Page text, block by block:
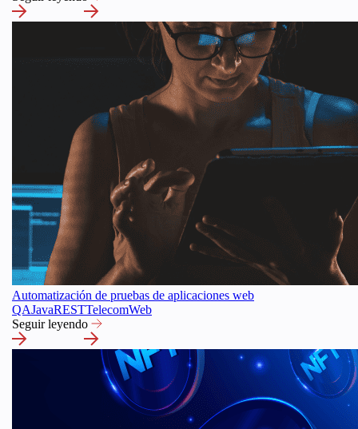
Automatización de pruebas de aplicaciones web
QAJavaRESTTelecomWeb
Seguir leyendo